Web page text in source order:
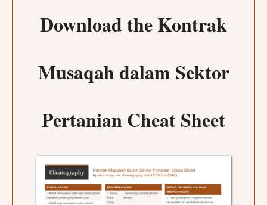
Download theKontrak
Musaqah dalam Sektor
Pertanian Cheat Sheet